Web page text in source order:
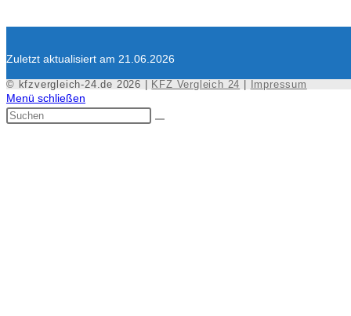
Zuletzt aktualisiert am 21.06.2026
© kfzvergleich-24.de 2026 | KFZ Vergleich 24 | Impressum
Menü schließen